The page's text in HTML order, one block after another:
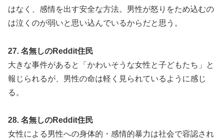
はなく、感情を出す安全な方法。男性が怒りをため込むの
は泣くのが弱いと思い込んでいるからだと思う。
27. 名無しのReddit住民
大きな事件があると「かわいそうな女性と子どもたち」と
報じられるが、男性の命は軽く見られているように感じ
る。
28. 名無しのReddit住民
女性による男性への身体的・感情的暴力は社会で容認され